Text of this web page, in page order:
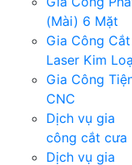
(Mài) 6 Mặt
Gia Công Cắt
Laser Kim
Gia Công
CNC
Dịch vụ gia
công cắt cưa
Dịch vụ gia